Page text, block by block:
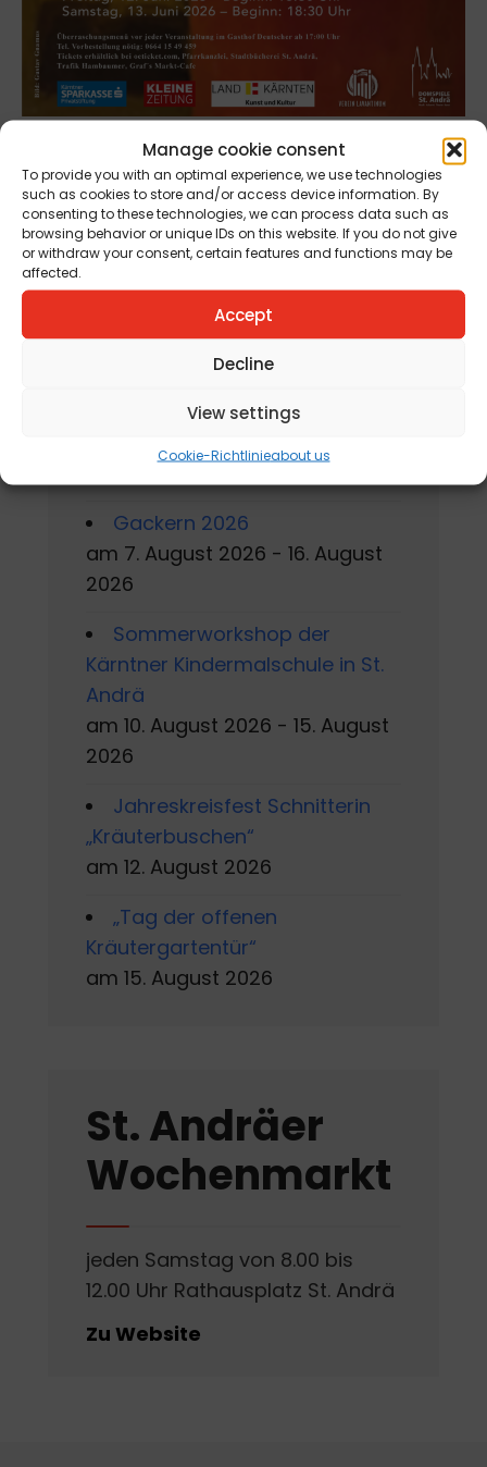
Manage cookie consent
To provide you with an optimal experience, we use technologies
such as cookies to store and/or access device information. By
consenting to these technologies, we can process data such as
browsing behavior or unique IDs on this website. If you do not give
or withdraw your consent, certain features and functions may be
affected.
Accept
Decline
View settings
Cookie-Richtlinieabout us
Upcoming
Events
Metamorphosen
Gackern 2026
am 7. August 2026 - 16. August
2026
Sommerworkshop der
Kärntner Kindermalschule in St.
Andrä
am 10. August 2026 - 15. August
2026
Jahreskreisfest Schnitterin
„Kräuterbuschen“
am 12. August 2026
„Tag der offenen
Kräutergartentür“
am 15. August 2026
St. Andräer
Wochenmarkt
jeden Samstag von 8.00 bis
12.00 Uhr Rathausplatz St. Andrä
Zu Website